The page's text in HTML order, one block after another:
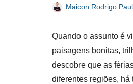
Maicon Rodrigo Paul
Quando o assunto é
paisagens bonitas,
descobre que as
diferentes regiões,